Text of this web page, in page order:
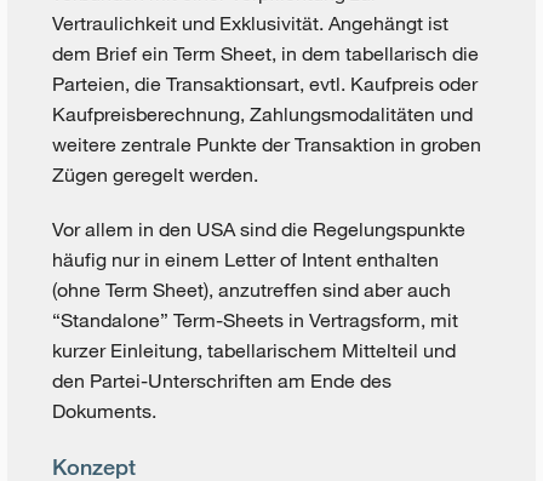
Vertraulichkeit und Exklusivität. Angehängt ist
dem Brief ein Term Sheet, in dem tabellarisch die
Parteien, die Transaktionsart, evtl. Kaufpreis oder
Kaufpreisberechnung, Zahlungsmodalitäten und
weitere zentrale Punkte der Transaktion in groben
Zügen geregelt werden.
Vor allem in den USA sind die Regelungspunkte
häufig nur in einem Letter of Intent enthalten
(ohne Term Sheet), anzutreffen sind aber auch
“Standalone” Term-Sheets in Vertragsform, mit
kurzer Einleitung, tabellarischem Mittelteil und
den Partei-Unterschriften am Ende des
Dokuments.
Konzept